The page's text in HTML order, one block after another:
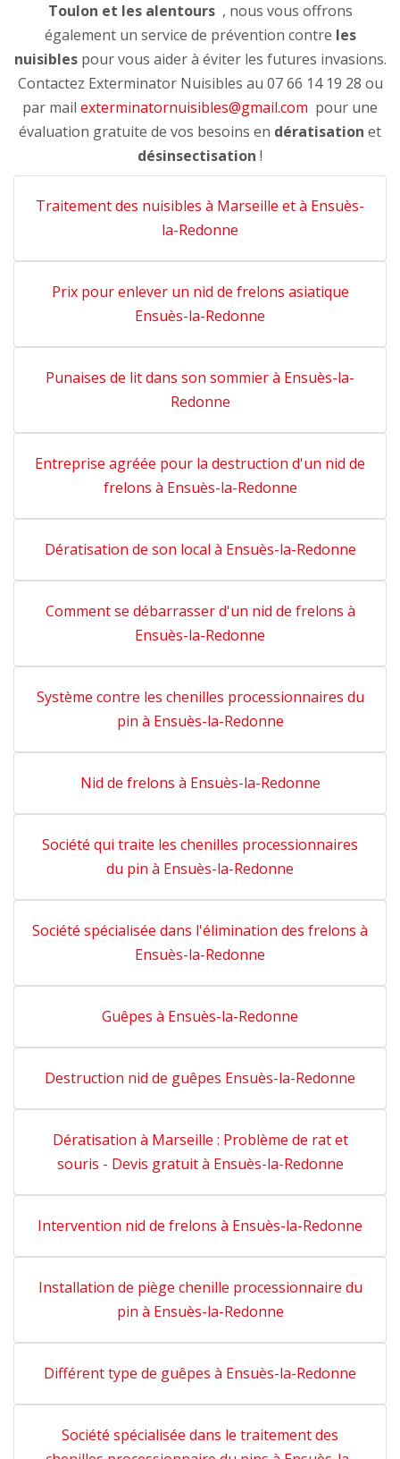
Toulon et les alentours, nous vous offrons
également un service de prévention contre les
nuisiblespour vous aider à éviter les futures invasions.
Contactez Exterminator Nuisibles au 07 66 14 19 28 ou
par mail exterminatornuisibles@gmail.com pour une
évaluation gratuite de vos besoins en dératisation et
désinsectisation !
Traitement des nuisibles à Marseille et à Ensuès-
la-Redonne
Prix pour enlever un nid de frelons asiatique
Ensuès-la-Redonne
Punaises de lit dans son sommier à Ensuès-la-
Redonne
Entreprise agréée pour la destruction d'un nid de
frelons à Ensuès-la-Redonne
Dératisation de son local à Ensuès-la-Redonne
Comment se débarrasser d'un nid de frelons à
Ensuès-la-Redonne
Système contre les chenilles processionnaires du
pin à Ensuès-la-Redonne
Nid de frelons à Ensuès-la-Redonne
Société qui traite les chenilles processionnaires
du pin à Ensuès-la-Redonne
Société spécialisée dans l'élimination des frelons à
Ensuès-la-Redonne
Guêpes à Ensuès-la-Redonne
Destruction nid de guêpes Ensuès-la-Redonne
Dératisation à Marseille : Problème de rat et
souris - Devis gratuit à Ensuès-la-Redonne
Intervention nid de frelons à Ensuès-la-Redonne
Installation de piège chenille processionnaire du
pin à Ensuès-la-Redonne
Différent type de guêpes à Ensuès-la-Redonne
Société spécialisée dans le traitement des